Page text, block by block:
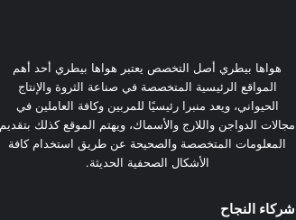
هواها بيطري أصل التخصص يعتبر هواها بيطري أحد أهم
المواقع الرئيسية المتخصصة في صناعة الثروة والإنتاج
الحيواني، ويعد منبرا رئيسيًا للمربين وكافة العاملين في
مجالات الدواجن واللارج والأسماك، ويهتم الموقع كذلك بتقديم
المعلومات المتخصصة والصحيحة عن طريق استخدام كافة
الأشكال الصحفية الحديثة.
شركاء النجاح